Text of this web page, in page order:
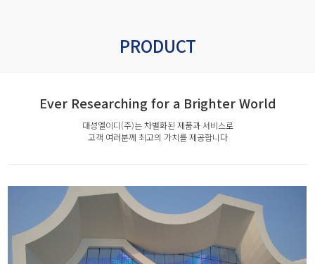
PRODUCT
Ever Researching for a Brighter World
대성엘이디(주)는 차별화된 제품과 서비스로
고객 여러분께 최고의 가치를 제공합니다